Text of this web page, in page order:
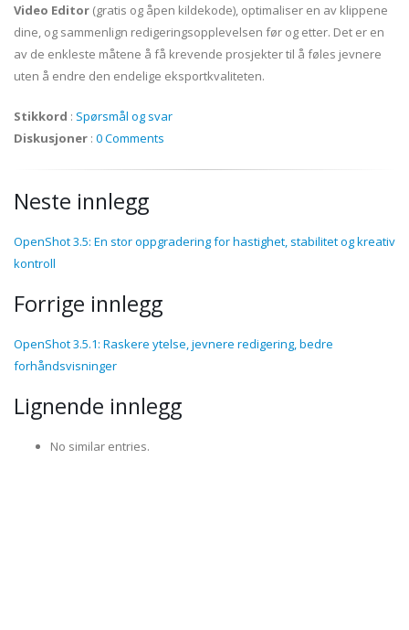
Video Editor (gratis og åpen kildekode), optimaliser en av klippene
dine, og sammenlign redigeringsopplevelsen før og etter. Det er en
av de enkleste måtene å få krevende prosjekter til å føles jevnere
uten å endre den endelige eksportkvaliteten.
Stikkord : Spørsmål og svar
Diskusjoner : 0 Comments
Neste innlegg
OpenShot 3.5: En stor oppgradering for hastighet, stabilitet og kreativ
kontroll
Forrige innlegg
OpenShot 3.5.1: Raskere ytelse, jevnere redigering, bedre
forhåndsvisninger
Lignende innlegg
No similar entries.